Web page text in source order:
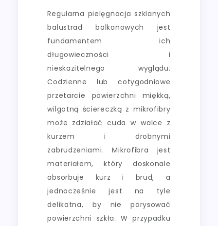
Regularna pielęgnacja szklanych
balustrad balkonowych jest
fundamentem ich
długowieczności i
nieskazitelnego wyglądu.
Codzienne lub cotygodniowe
przetarcie powierzchni miękką,
wilgotną ściereczką z mikrofibry
może zdziałać cuda w walce z
kurzem i drobnymi
zabrudzeniami. Mikrofibra jest
materiałem, który doskonale
absorbuje kurz i brud, a
jednocześnie jest na tyle
delikatna, by nie porysować
powierzchni szkła. W przypadku